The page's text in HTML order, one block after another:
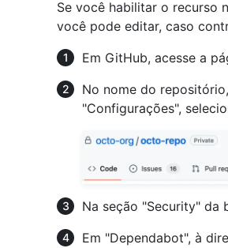
Se você habilitar o recurso
você pode editar, caso
Em GitHub, acesse a
No nome do
"Configurações",
Na seção "Security" da
Em "Dependabot", à